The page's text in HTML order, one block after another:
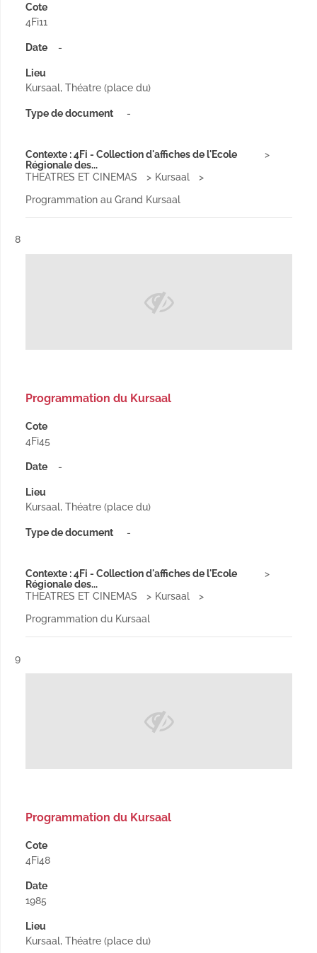
Cote
4Fi11
Date -
Lieu
Kursaal, Théatre (place du)
Type de document -
Contexte : 4Fi - Collection d'affiches de l'Ecole
Régionale des...
THEATRES ET CINEMAS
Kursaal
Programmation au Grand Kursaal
Résultat n°
8
Programmation du Kursaal
Cote
4Fi45
Date -
Lieu
Kursaal, Théatre (place du)
Type de document -
Contexte : 4Fi - Collection d'affiches de l'Ecole
Régionale des...
THEATRES ET CINEMAS
Kursaal
Programmation du Kursaal
Résultat n°
9
Programmation du Kursaal
Cote
4Fi48
Date
1985
Lieu
Kursaal, Théatre (place du)